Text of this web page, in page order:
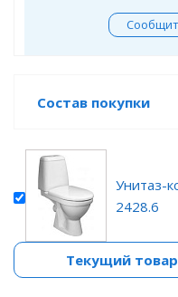
Состав покупки
Унитаз-
2428.6
Текущий товар